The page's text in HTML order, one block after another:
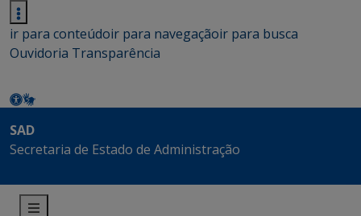
ir para conteúdoir para navegaçãoir para busca
Ouvidoria Transparência
SAD
Secretaria de Estado de Administração